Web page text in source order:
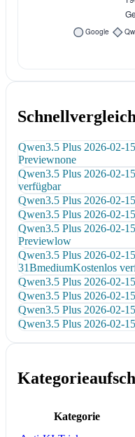
Schnellvergleich
Qwen3.5 Plus 2026-02-15
Previewnone
Qwen3.5 Plus 2026-02-15
verfügbar
Qwen3.5 Plus 2026-02-15
Qwen3.5 Plus 2026-02-15
Qwen3.5 Plus 2026-02-15
Previewlow
Qwen3.5 Plus 2026-02-15
31BmediumKostenlos
Qwen3.5 Plus 2026-02-15
Qwen3.5 Plus 2026-02-15
Qwen3.5 Plus 2026-02-15
Qwen3.5 Plus 2026-02-15
Kategorie